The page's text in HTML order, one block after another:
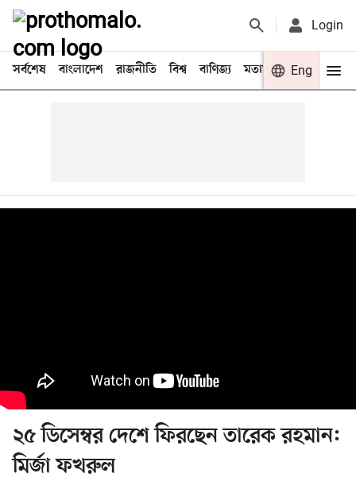
Login
সর্বশেষ বাংলাদেশ রাজনীতি বিশ্ব বাণিজ্য মতামত খেলা
Eng
২৫ ডিসেম্বর দেশে ফিরছেন তারেক রহমান:
মির্জা ফখরুল